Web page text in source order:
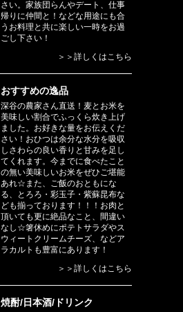
さい。家族団らんやデート、仕事
帰りに仲間と！などな用途にも合
うお料理と共に楽しい一時をお過
ごし下さい！
＞＞詳しくはこちら
おすすめの逸品
深谷の農家さん直送！麦とお米を
美味しい割合でふっくら炊き上げ
ました。お好きな量をお伝えくだ
さい！おひつは余分な水分を吸収
しさわらの良い香りと甘みを足し
てくれます。今までに食べたこと
の無い美味しいお米をぜひご堪能
あれ☆また、ご飯のおともにな
る、とろろ・彩玉子・紫蘇昆布な
ども揃っております！！！お肉と
頂いても更に絶品なこと、間違い
なし☆箸休めにポテトサラダやス
ウィートクリームチーズ、などア
ラカルトも豊富にあります！
＞＞詳しくはこちら
焼酎/日本酒/ドリンク